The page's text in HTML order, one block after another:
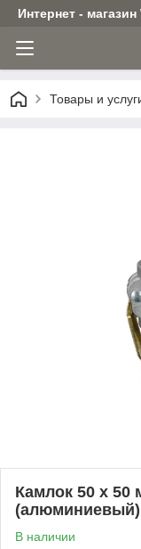
Интернет -
Товары и
Камлок 50 х
(алюминиевый)
В наличии